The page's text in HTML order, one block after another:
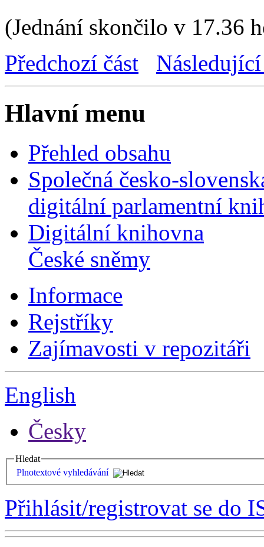
(Jednání skončilo v 17.36
Předchozí část
Následující
Hlavní menu
Přehled obsahu
Společná česko-
digitální parlamentní
Digitální knihovna
České sněmy
Informace
Rejstříky
Zajímavosti v repozitáři
English
Česky
Hledat
Plnotextové vyhledávání
Přihlásit/registrovat se do